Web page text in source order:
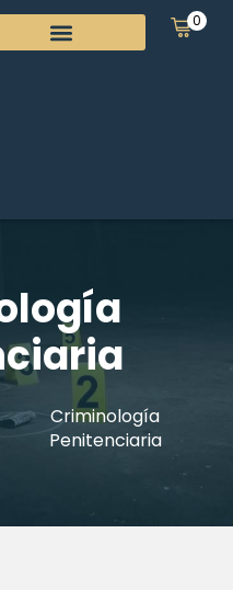
0
Criminología
Penitenciaria